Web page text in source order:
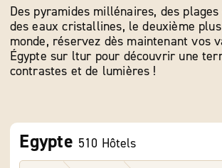
Des pyramides millénaires, des
des eaux cristallines, le deuxième
monde, réservez dès maintenant vos
Égypte sur ltur pour découvrir une
contrastes et de lumières !
Egypte 510 Hôtels